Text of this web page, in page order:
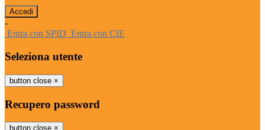
-
Entra con SPID Entra con CIE
Seleziona utente
button close ×
Recupero password
button close ×